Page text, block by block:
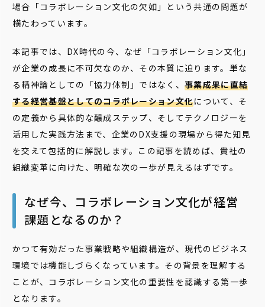
場合「コラボレーション文化の欠如」という共通の問題が
横たわっています。
本記事では、DX時代の今、なぜ「コラボレーション文化」
が企業の成長に不可欠なのか、その本質に迫ります。単な
る精神論としての「協力体制」ではなく、事業成果に直結
する経営基盤としてのコラボレーション文化について、そ
の定義から具体的な醸成ステップ、そしてテクノロジーを
活用した実践方法まで、企業のDX支援の現場から得た知見
を交えて包括的に解説します。この記事を読めば、貴社の
組織変革に向けた、明確な次の一歩が見えるはずです。
なぜ今、コラボレーション文化が経営
課題となるのか？
かつて有効だった事業戦略や組織構造が、現代のビジネス
環境では機能しづらくなっています。その背景を理解する
ことが、コラボレーション文化の重要性を認識する第一歩
となります。